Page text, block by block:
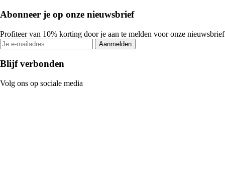
Abonneer je op onze nieuwsbrief
Profiteer van 10% korting door je aan te melden voor onze nieuwsbrief
Aanmelden
Blijf verbonden
Volg ons op sociale media